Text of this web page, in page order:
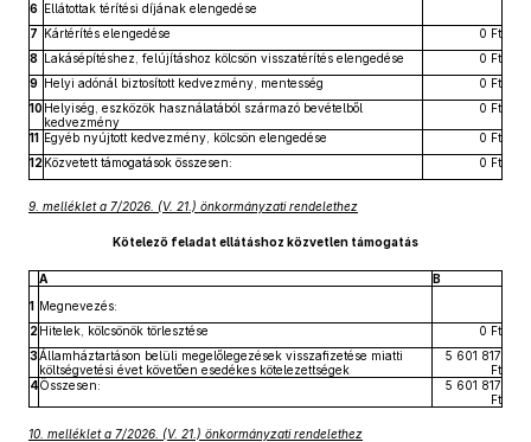
6 Ellátottak térítési díjának elengedése
7 Kártérítés elengedése
0 Ft
8 Lakásépítéshez, felújításhoz kölcsön visszatérítés elengedése
0 Ft
9 Helyi adónál biztosított kedvezmény, mentesség
0 Ft
10 Helyiség, eszközök használatából származó bevételből
kedvezmény
0 Ft
11 Egyéb nyújtott kedvezmény, kölcsön elengedése
0 Ft
12Közvetett támogatások összesen: 0 Ft
9. melléklet a 7/2026. (V. 21.) önkormányzati rendelethez
Kötelező feladat ellátáshoz közvetlen támogatás
A
B
1 Megnevezés:
2Hitelek, kölcsönök törlesztése
0 Ft
3Államháztartáson belüli megelőlegezések visszafizetése miatti
költségvetési évet követően esedékes kötelezettségek
5 601 817
Ft
4Összesen:
5 601 817
Ft
10. melléklet a 7/2026. (V. 21.) önkormányzati rendelethez